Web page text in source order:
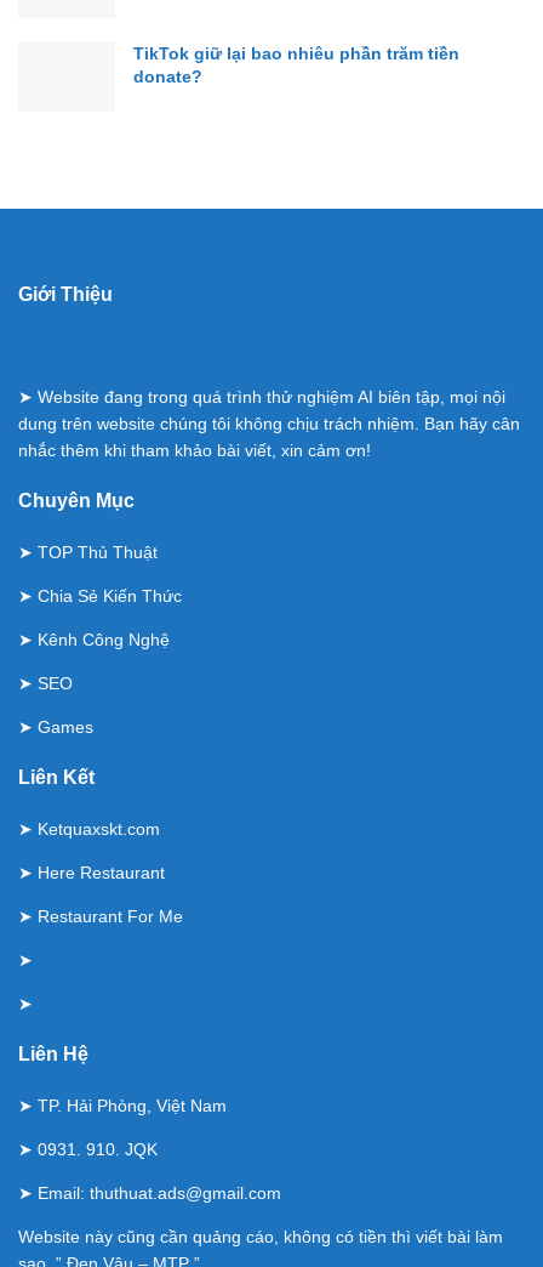
TikTok giữ lại bao nhiêu phần trăm tiền
donate?
Giới Thiệu
➤ Website đang trong quá trình thử nghiệm AI biên tập, mọi nội
dung trên website chúng tôi không chịu trách nhiệm. Bạn hãy cân
nhắc thêm khi tham khảo bài viết, xin cảm ơn!
Chuyên Mục
➤ TOP Thủ Thuật
➤ Chia Sẻ Kiến Thức
➤ Kênh Công Nghệ
➤ SEO
➤ Games
Liên Kết
➤ Ketquaxskt.com
➤ Here Restaurant
➤ Restaurant For Me
➤
➤
Liên Hệ
➤ TP. Hải Phòng, Việt Nam
➤ 0931. 910. JQK
➤ Email: thuthuat.ads@gmail.com
Website này cũng cần quảng cáo, không có tiền thì viết bài làm